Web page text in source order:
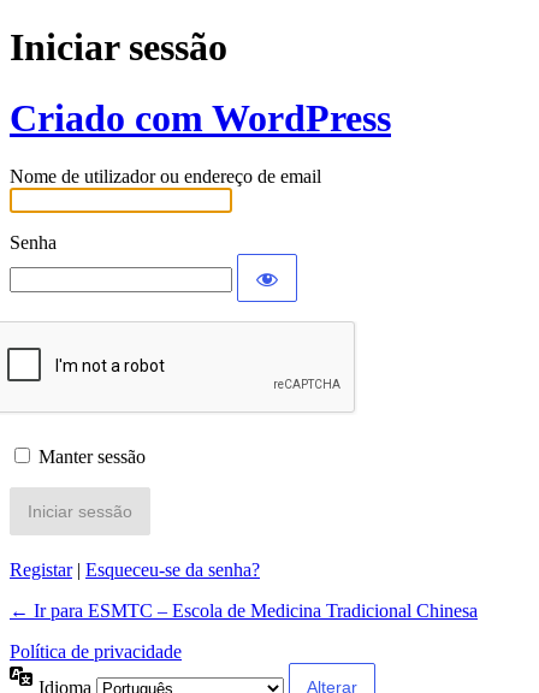
Iniciar sessão
Criado com WordPress
Nome de utilizador ou endereço de email
Senha
Manter sessão
Registar| Esqueceu-se da senha?
← Ir para ESMTC – Escola de Medicina Tradicional Chinesa
Política de privacidade
Idioma